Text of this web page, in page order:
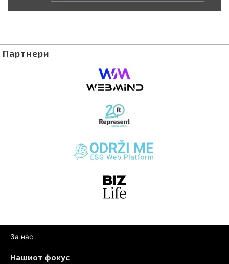
Партнери
За нас
Нашиот фокус